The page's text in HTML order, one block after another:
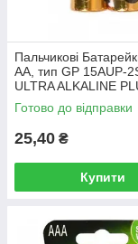
Пальчикові
АА, тип GP 15АUP-
ULTRA ALKALINE
Готово до відправки
25,40 ₴
Купити